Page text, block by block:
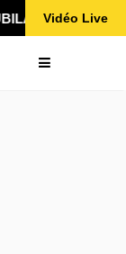
432"
Vidéo Live